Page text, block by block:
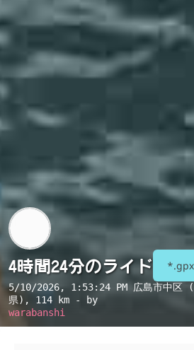
4時間24分のライド *.gpx
5/10/2026, 1:53:24 PM 広島市中区
県) , 114 km - by
warabanshi